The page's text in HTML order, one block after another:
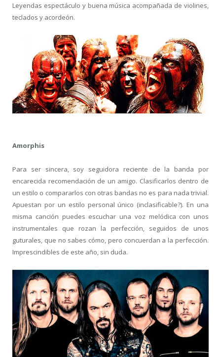
Leyendas espectáculo y buena música acompañada de violines,
teclados y acordeón.
Amorphis
Para ser sincera, soy seguidora reciente de la banda por
encarecida recomendación de un amigo. Clasificarlos dentro de
un estilo o compararlos con otras bandas no es para nada trivial.
Apuestan por un estilo personal único (inclasificable?). En una
misma canción puedes escuchar una voz melódica con unos
instrumentales que rozan la perfección, seguidos de unos
guturales, que no sabes cómo, pero concuerdan a la perfección.
Imprescindibles de este año, sin duda.